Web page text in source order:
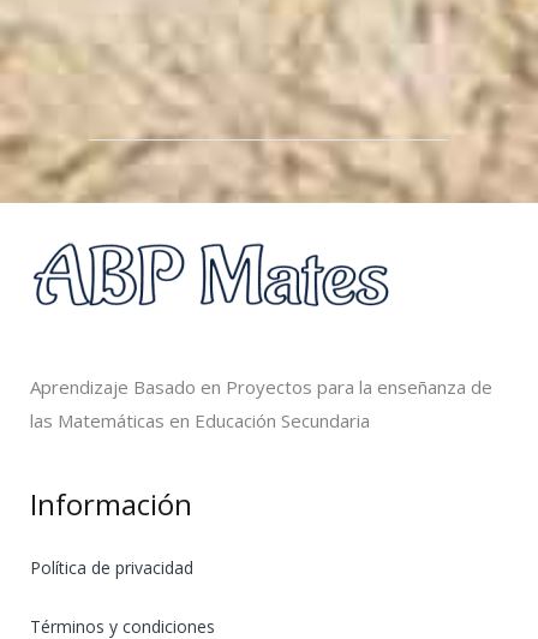
Aprendizaje Basado en Proyectos para la enseñanza de
las Matemáticas en Educación Secundaria
Información
Política de privacidad
Términos y condiciones